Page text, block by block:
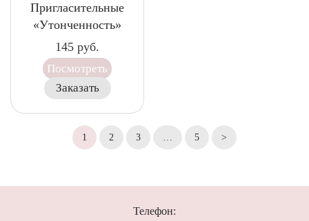
Пригласительные
«Утонченность»
145 руб.
Посмотреть
Заказать
1 2 3 … 5 >
Телефон: